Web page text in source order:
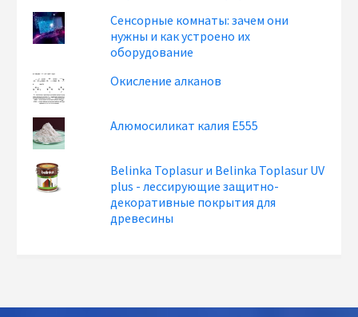
Сенсорные комнаты: зачем они
нужны и как устроено их
оборудование
Окисление алканов
Алюмосиликат калия Е555
Belinka Toplasur и Belinka Toplasur UV
plus - лессирующие защитно-
декоративные покрытия для
древесины